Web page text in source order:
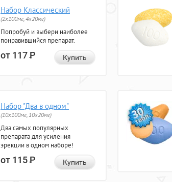
Набор Классический
(2x100мг, 4x20мг)
Попробуй и выбери наиболее
понравившийся препарат.
от 117Р Купить
Набор "Два в одном"
(10x100мг, 10x20мг)
Два самых популярных
препарата для усиления
эрекции в одном наборе!
от 115Р Купить